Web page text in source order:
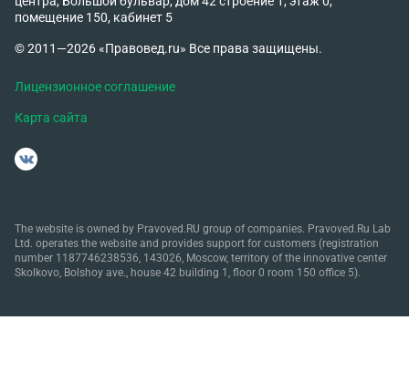
помещение 150, кабинет 5
© 2011—2026 «Правовед.ru» Все права защищены.
Лицензионное соглашение
Карта сайта
The website is owned by Pravoved.RU group of companies. Pravoved.Ru Lab
Ltd. operates the website and provides support for customers (registration
number 1187746238536, 143026, Moscow, territory of the innovative center
Skolkovo, Bolshoy ave., house 42 building 1, floor 0 room 150 office 5).